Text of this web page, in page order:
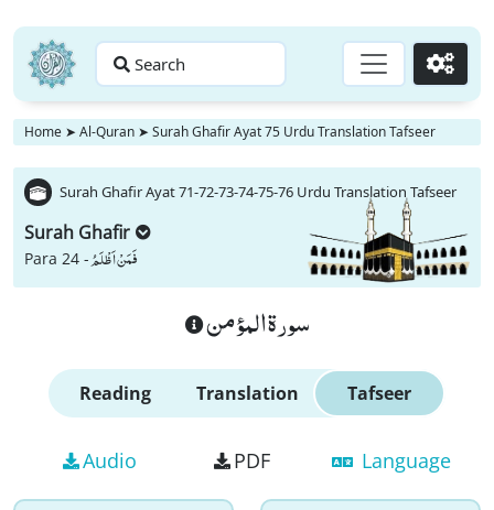
Search Go
Home ➤ Al-Quran ➤ Surah Ghafir Ayat 75 Urdu Translation Tafseer
Surah Ghafir Ayat 71-72-73-74-75-76 Urdu Translation Tafseer
Surah Ghafir
Para 24 -فَمَنْ اَظْلَمُ
سورة المؤمن
Reading Translation Tafseer
Audio PDF Language